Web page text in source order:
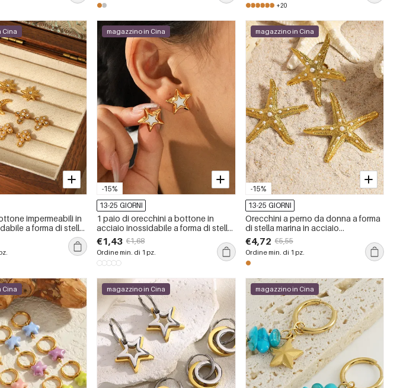
+20
Cina
impermeabili in
a forma di stella
-15%
magazzino in Cina
13-25 GIORNI
1 paio di orecchini a bottone in
acciaio inossidabile a forma di stella
smaltata color oro impermeabili
€1,43 €1,68
Ordine min. di 1 pz.
-15%
magazzino in Cina
13-25 GIORNI
Orecchini a perno da donna a forma
di stella marina in acciaio
inossidabile color oro, impermeabili,
con perle artificiali.
€4,72 €5,55
Ordine min. di 1 pz.
Cina magazzino in Cina magazzino in Cina